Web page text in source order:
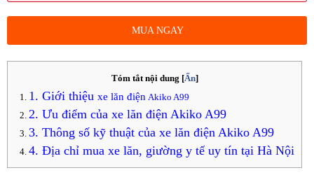
MUA NGAY
Tóm tắt nội dung [Ẩn]
1. Giới thiệu xe lăn điện Akiko A99
2. Ưu điểm của xe lăn điện Akiko A99
3. Thông số kỹ thuật của xe lăn điện Akiko A99
4. Địa chỉ mua xe lăn, giường y tế uy tín tại Hà Nội